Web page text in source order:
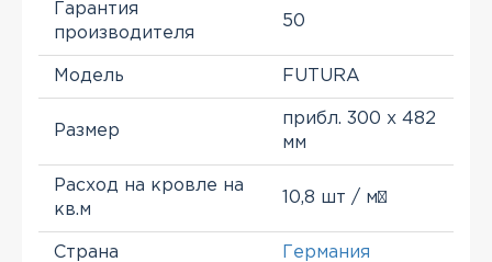
Гарантия
производителя
50
Модель FUTURA
Размер
прибл. 300 х 482
мм
Расход на кровле на
кв.м
10,8 шт / м²
Страна Германия